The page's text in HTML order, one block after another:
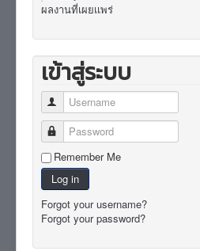
ผลงานที่เผยเเพร่
เข้าสู่ระบบ
Username
Password
Remember Me
Log in
Forgot your username?
Forgot your password?